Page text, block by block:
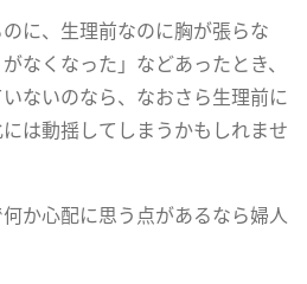
に、生理前なのに胸が張らな
なくなった」などあったとき、
ないのなら、なおさら生理前に
は動揺してしまうかもしれませ
か心配に思う点があるなら婦人